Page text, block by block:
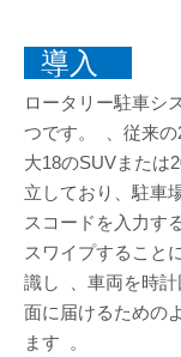
導入
ロータリー駐車シ
つです。 、従来
大18のSUVまたは
立しており、駐車
スコードを入力す
スワイプすること
識し 、車両を時計
面に届けるための
ます 。